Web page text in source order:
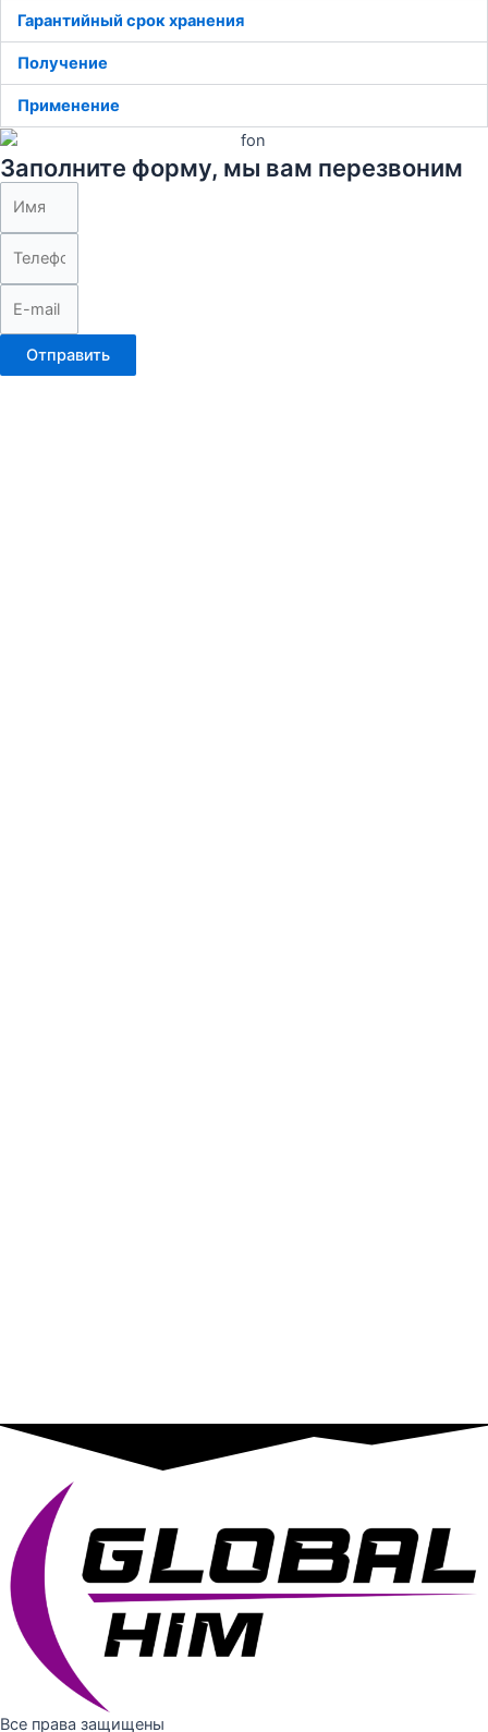
Гарантийный срок хранения
Получение
Применение
Заполните форму, мы вам перезвоним
Отправить
Все права защищены